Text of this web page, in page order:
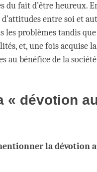
du fait d’être heureux.
d’attitudes entre soi et
les problèmes tandis
et, une fois acquise
au bénéfice de la
« dévotion
la dévotion